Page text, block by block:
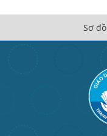
Sơ